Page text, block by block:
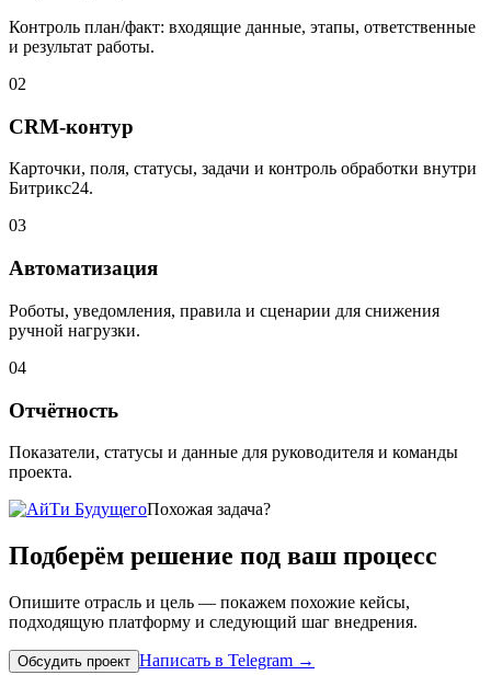
Контроль план/факт: входящие данные, этапы, ответственные
и результат работы.
02
CRM-контур
Карточки, поля, статусы, задачи и контроль обработки внутри
Битрикс24.
03
Автоматизация
Роботы, уведомления, правила и сценарии для снижения
ручной нагрузки.
04
Отчётность
Показатели, статусы и данные для руководителя и команды
проекта.
Похожая задача?
Подберём решение под ваш процесс
Опишите отрасль и цель — покажем похожие кейсы,
подходящую платформу и следующий шаг внедрения.
Обсудить проект Написать в Telegram →